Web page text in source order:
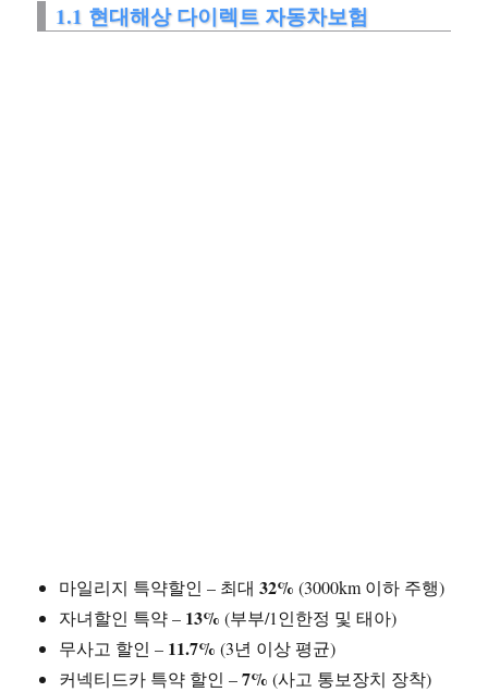
1.1 현대해상 다이렉트 자동차보험
마일리지 특약할인 – 최대32% (3000km 이하 주행)
자녀할인 특약 – 13% (부부/1인한정 및 태아)
무사고 할인 – 11.7% (3년 이상 평균)
커넥티드카 특약 할인 –7% (사고 통보장치 장착)